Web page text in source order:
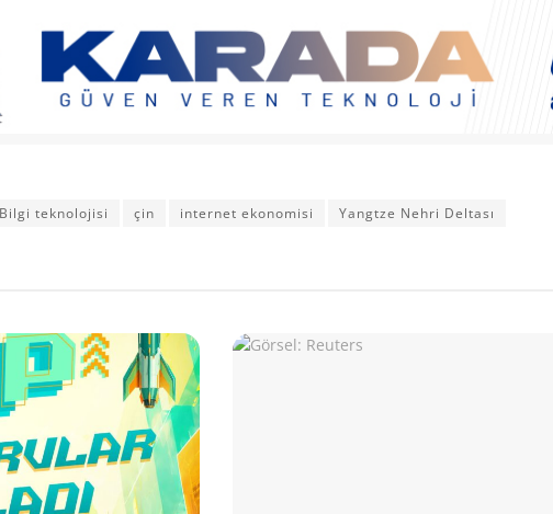
Bilgi teknolojisi çin internet ekonomisi Yangtze Nehri Deltası